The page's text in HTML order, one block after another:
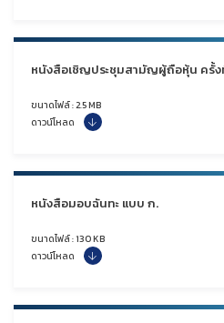
หนังสือเชิญประชุมสามัญผู้ถือหุ้น ครั้ง
ขนาดไฟล์ : 2.5 MB
ดาวน์โหลด
หนังสือมอบฉันทะ แบบ ก.
ขนาดไฟล์ : 130 KB
ดาวน์โหลด